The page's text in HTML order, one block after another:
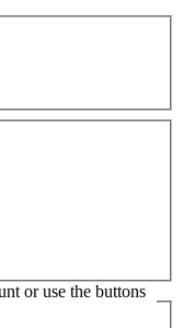
or use the buttons